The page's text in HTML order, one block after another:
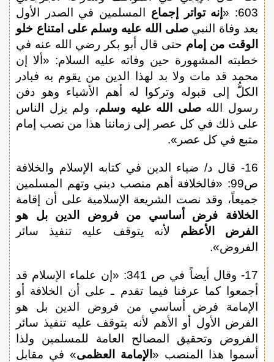
603: «
إنه تواتر إجماع المسلمين في الصدر الأول
بعد وفاة النبيصلى الله عليه وسلم على امتناع خلو
الوقت من إمام حتى قال أبو بكر رضي الله عنه في
خطبته المشهورة حين وفاته عليه السلام: «ألا إن
محمد قد مات ولا بد لهذا الدين من يقوم به فبادر
الكلُّ إلى قبوله وتركوا له أهم الأشياء وهو دفن
رسول اللهصلى الله عليه وسلم، ولم يزل الناس
على ذلك في كل عصر إلى زماننا هذا من نصب إمام
متبع في كل عصر».
16- قال د/ ضياء الدين في كتابه الإسلام والخلافة
ص99: «فالخلافة أهم منصب ديني وتهم المسلمين
جميعاً، وقد نصت الشريعة الإسلامية على أن إقامة
الخلافة فرض أساسي من فروض الدين بل هو
الفرض الأعظم لأنه يتوقف عليه تنفيذ سائر
الفروض».
17- وقال أيضاً في ص 341: «إن علماء الإسلام قد
أجمعوا كما عرفنا فيما تقدم ـ على أن الخلافة أو
الإمامة فرض أساسي من فروض الدين بل هو
الفرض الأول أو الأهم لأنه يتوقف عليه تنفيذ سائر
الفروض وتحقيق المصالح العامة للمسلمين ولذا
أسموا هذا المنصب « الإمامة العظمى» في مقابل